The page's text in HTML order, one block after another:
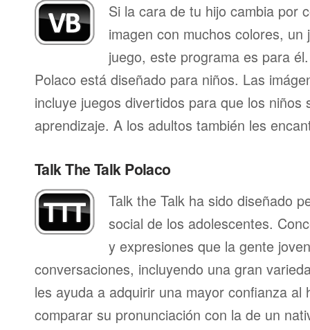
Si la cara de tu hijo cambia por
imagen con muchos colores,
juego, este programa es para
Polaco está diseñado para niños. Las
incluye juegos divertidos para que los niños
aprendizaje. A los adultos también les
Talk The Talk Polaco
Talk the Talk ha sido diseñado
social de los adolescentes.
y expresiones que la gente
conversaciones, incluyendo una gran
les ayuda a adquirir una mayor confianza al
comparar su pronunciación con la de un